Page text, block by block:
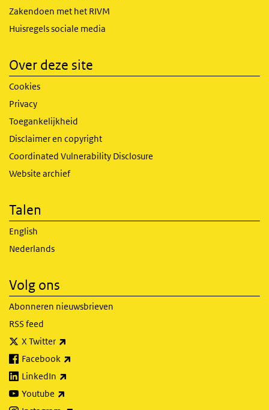
Zakendoen met het RIVM
Huisregels sociale media
Over deze site
Cookies
Privacy
Toegankelijkheid
Disclaimer en copyright
Coordinated Vulnerability Disclosure
Website archief
Talen
English
Nederlands
Volg ons
Abonneren nieuwsbrieven
RSS feed
X Twitter
Facebook
LinkedIn
Youtube